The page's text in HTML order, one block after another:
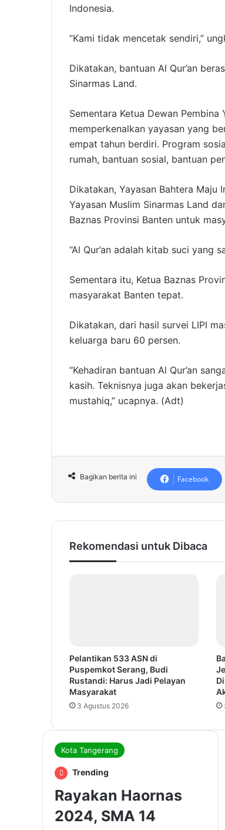
Indonesia.
“Kami tidak mencetak sendiri,”
Dikatakan, bantuan Al Qur’an
Sinarmas Land.
Sementara Ketua Dewan Pembina
memperkenalkan yayasan yang
empat tahun berdiri. Program
rumah, bantuan sosial, bantuan
Dikatakan, Yayasan Bahtera Maju
Yayasan Muslim Sinarmas Land
Baznas Provinsi Banten untuk
“Al Qur’an adalah kitab suci yang
Sementara itu, Ketua Baznas
masyarakat Banten tepat.
Dikatakan, dari hasil survei LIPI
keluarga baru 60 persen.
“Kehadiran bantuan Al Qur’an
kasih. Teknisnya juga akan
mustahiq,” ucapnya. (Adt)
Bagikan berita ini Facebook
Rekomendasi untuk Dibaca
Pelantikan 533 ASN di
Puspemkot Serang, Budi
Rustandi: Harus Jadi Pelayan
Masyarakat
3 Agustus 2026